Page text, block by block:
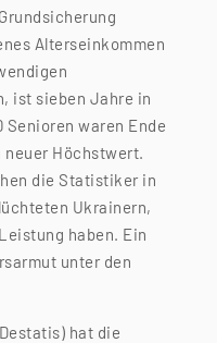
Alterseinkommen
ist sieben Jahre in
Senioren waren Ende
neuer Höchstwert.
die Statistiker in
Ukrainern,
haben. Ein
unter den
hat die